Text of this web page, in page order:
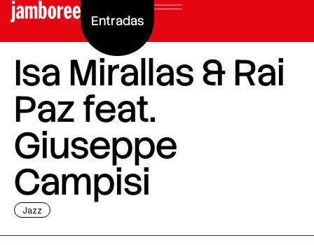
Entradas
Isa Mirallas & Rai
Paz feat.
Giuseppe
Campisi
Jazz